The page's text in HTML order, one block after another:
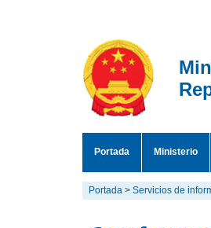
Portada Ministerio
Portada > Servicios de